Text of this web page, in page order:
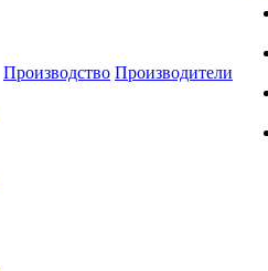
Производство Производители